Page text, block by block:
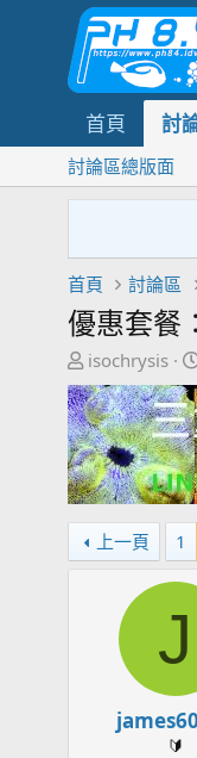
首頁 討
討論區總版面
首頁 討論區
優惠套餐
主
題
發
起
人
isochrysis
上一頁 1
J
🔰